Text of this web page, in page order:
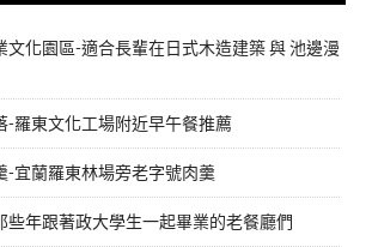
文化園區-適合長輩在日式木造建築 與 池邊漫
-羅東文化工場附近早午餐推薦
-宜蘭羅東林場旁老字號肉羹
些年跟著政大學生一起畢業的老餐廳們